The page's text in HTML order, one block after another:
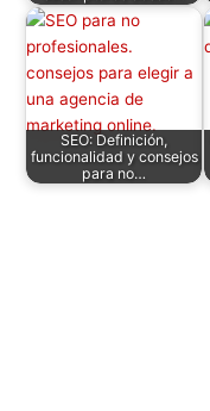
SEO: Definición,
funcionalidad y consejos
para no…